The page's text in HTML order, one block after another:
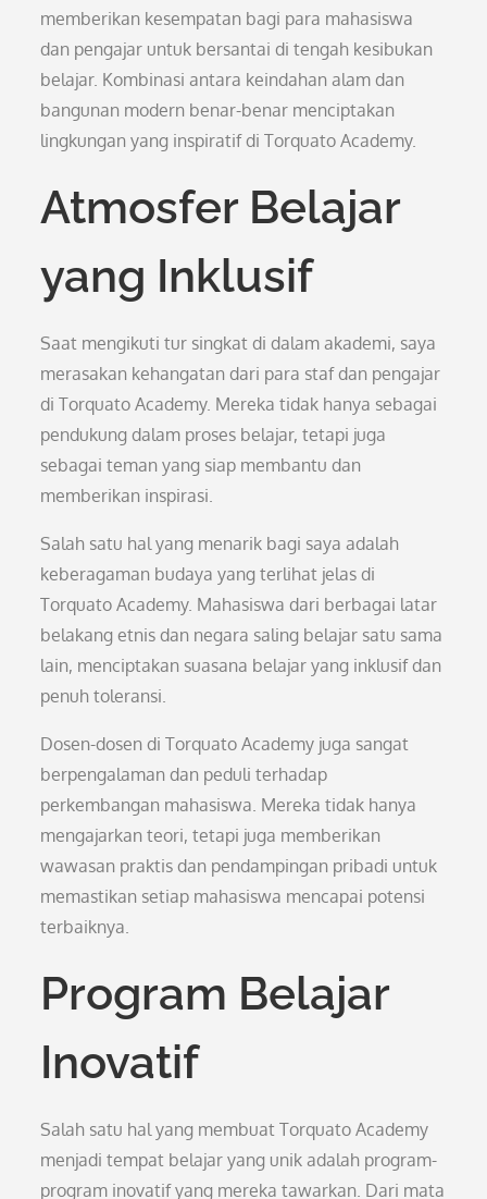
memberikan kesempatan bagi para mahasiswa
dan pengajar untuk bersantai di tengah kesibukan
belajar. Kombinasi antara keindahan alam dan
bangunan modern benar-benar menciptakan
lingkungan yang inspiratif di Torquato Academy.
Atmosfer Belajar
yang Inklusif
Saat mengikuti tur singkat di dalam akademi, saya
merasakan kehangatan dari para staf dan pengajar
di Torquato Academy. Mereka tidak hanya sebagai
pendukung dalam proses belajar, tetapi juga
sebagai teman yang siap membantu dan
memberikan inspirasi.
Salah satu hal yang menarik bagi saya adalah
keberagaman budaya yang terlihat jelas di
Torquato Academy. Mahasiswa dari berbagai latar
belakang etnis dan negara saling belajar satu sama
lain, menciptakan suasana belajar yang inklusif dan
penuh toleransi.
Dosen-dosen di Torquato Academy juga sangat
berpengalaman dan peduli terhadap
perkembangan mahasiswa. Mereka tidak hanya
mengajarkan teori, tetapi juga memberikan
wawasan praktis dan pendampingan pribadi untuk
memastikan setiap mahasiswa mencapai potensi
terbaiknya.
Program Belajar
Inovatif
Salah satu hal yang membuat Torquato Academy
menjadi tempat belajar yang unik adalah program-
program inovatif yang mereka tawarkan. Dari mata